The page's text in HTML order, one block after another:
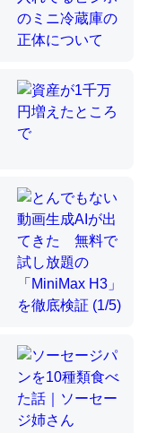
conceptualization
った。調べたら
虫はなぜ海にいな
カルシウムを使わ
うのか？
虫はなぜ海にいな